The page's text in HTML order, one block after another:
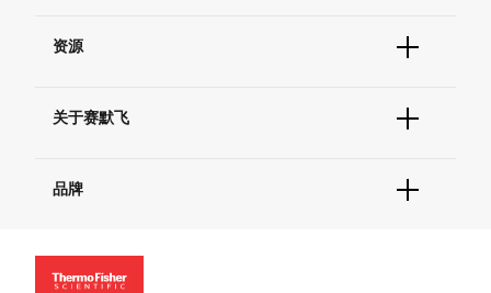
现货供应中心
联系我们 - 400 820 8982
查找文件&证书
资源
学习中心
促销
社交媒体
关于赛默飞
招聘
新闻
社会责任
品牌
Applied Biosystems